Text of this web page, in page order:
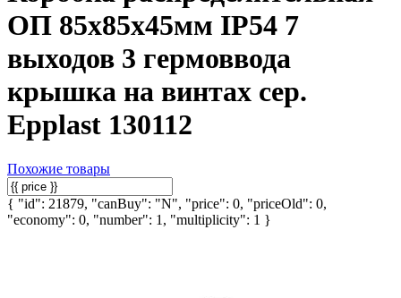
ОП 85х85х45мм IP54 7
выходов 3 гермоввода
крышка на винтах сер.
Epplast 130112
Похожие товары
{ "id": 21879, "canBuy": "N", "price": 0, "priceOld": 0,
"economy": 0, "number": 1, "multiplicity": 1 }